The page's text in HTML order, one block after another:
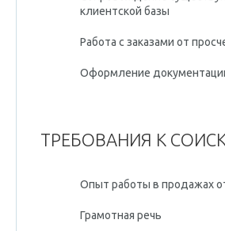
клиентской базы
Работа с заказами от
Оформление
ТРЕБОВАНИЯ К
Опыт работы в продажах
Грамотная речь